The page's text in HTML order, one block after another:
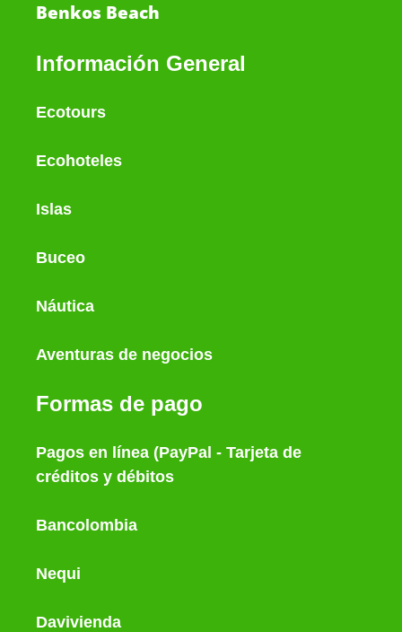
Benkos Beach
Información General
Ecotours
Ecohoteles
Islas
Buceo
Náutica
Aventuras de negocios
Formas de pago
Pagos en línea (PayPal - Tarjeta de
créditos y débitos
Bancolombia
Nequi
Davivienda